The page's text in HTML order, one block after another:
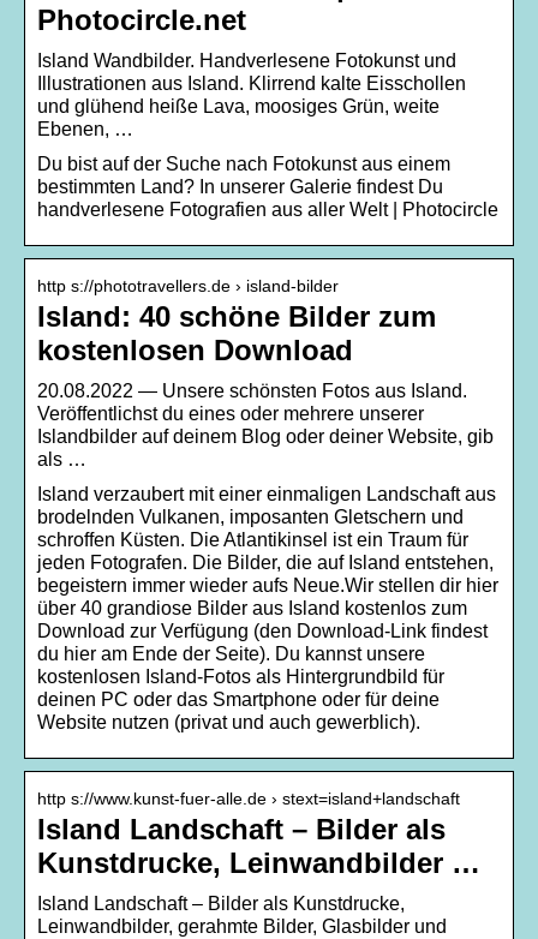
Photocircle.net
Island Wandbilder. Handverlesene Fotokunst und
Illustrationen aus Island. Klirrend kalte Eisschollen
und glühend heiße Lava, moosiges Grün, weite
Ebenen, …
Du bist auf der Suche nach Fotokunst aus einem
bestimmten Land? In unserer Galerie findest Du
handverlesene Fotografien aus aller Welt | Photocircle
http s://phototravellers.de › island-bilder
Island: 40 schöne Bilder zum
kostenlosen Download
20.08.2022 — Unsere schönsten Fotos aus Island.
Veröffentlichst du eines oder mehrere unserer
Islandbilder auf deinem Blog oder deiner Website, gib
als …
Island verzaubert mit einer einmaligen Landschaft aus
brodelnden Vulkanen, imposanten Gletschern und
schroffen Küsten. Die Atlantikinsel ist ein Traum für
jeden Fotografen. Die Bilder, die auf Island entstehen,
begeistern immer wieder aufs Neue.Wir stellen dir hier
über 40 grandiose Bilder aus Island kostenlos zum
Download zur Verfügung (den Download-Link findest
du hier am Ende der Seite). Du kannst unsere
kostenlosen Island-Fotos als Hintergrundbild für
deinen PC oder das Smartphone oder für deine
Website nutzen (privat und auch gewerblich).
http s://www.kunst-fuer-alle.de › stext=island+landschaft
Island Landschaft – Bilder als
Kunstdrucke, Leinwandbilder …
Island Landschaft – Bilder als Kunstdrucke,
Leinwandbilder, gerahmte Bilder, Glasbilder und